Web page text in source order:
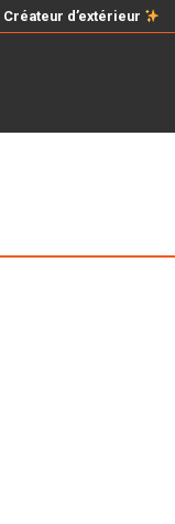
Créateur d’extérieur